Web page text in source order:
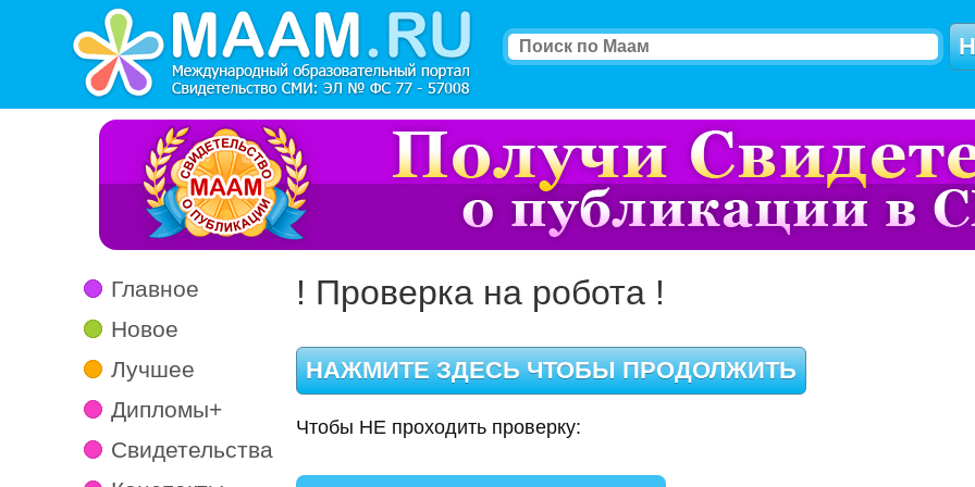
Главное
Новое
Лучшее
Дипломы+
Свидетельства
! Проверка на робота !
Чтобы НЕ проходить проверку: